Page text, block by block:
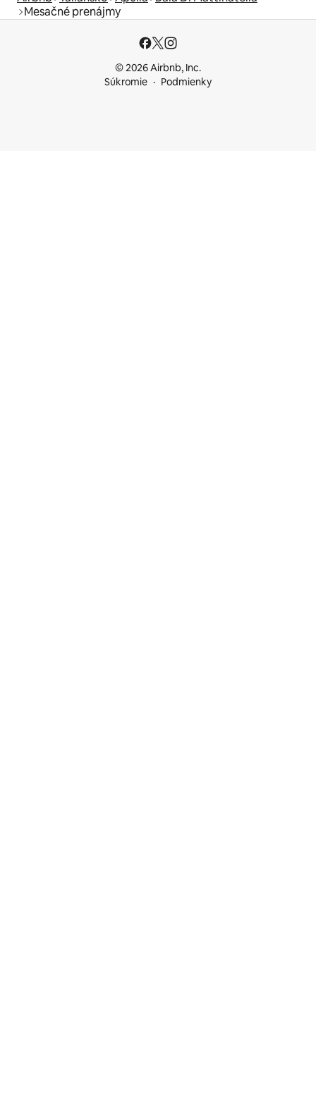
Mesačné prenájmy
© 2026 Airbnb, Inc.
Súkromie
Podmienky